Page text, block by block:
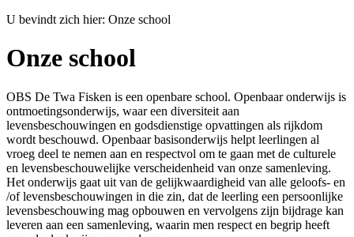
U bevindt zich hier: Onze school
Onze school
OBS De Twa Fisken is een openbare school. Openbaar onderwijs is
ontmoetingsonderwijs, waar een diversiteit aan
levensbeschouwingen en godsdienstige opvattingen als rijkdom
wordt beschouwd. Openbaar basisonderwijs helpt leerlingen al
vroeg deel te nemen aan en respectvol om te gaan met de culturele
en levensbeschouwelijke verscheidenheid van onze samenleving.
Het onderwijs gaat uit van de gelijkwaardigheid van alle geloofs- en
/of levensbeschouwingen in die zin, dat de leerling een persoonlijke
levensbeschouwing mag opbouwen en vervolgens zijn bijdrage kan
leveren aan een samenleving, waarin men respect en begrip heeft